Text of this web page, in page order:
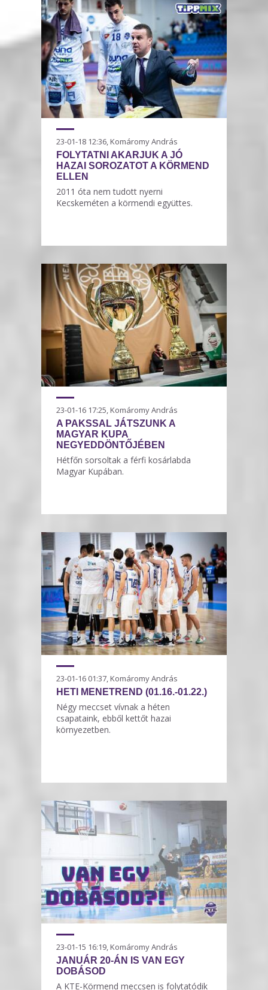
23-01-18 12:36, Komáromy András
FOLYTATNI AKARJUK A JÓ
HAZAI SOROZATOT A KÖRMEND
ELLEN
2011 óta nem tudott nyerni
Kecskeméten a körmendi együttes.
23-01-16 17:25, Komáromy András
A PAKSSAL JÁTSZUNK A
MAGYAR KUPA
NEGYEDDÖNTŐJÉBEN
Hétfőn sorsoltak a férfi kosárlabda
Magyar Kupában.
23-01-16 01:37, Komáromy András
HETI MENETREND (01.16.-01.22.)
Négy meccset vívnak a héten
csapataink, ebből kettőt hazai
környezetben.
23-01-15 16:19, Komáromy András
JANUÁR 20-ÁN IS VAN EGY
DOBÁSOD
A KTE-Körmend meccsen is folytatódik